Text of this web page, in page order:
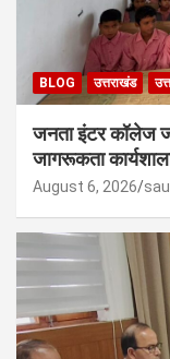
BLOG उत्तराखंड
जनता इंटर कॉलेज
जागरूकता
August 6, 2026